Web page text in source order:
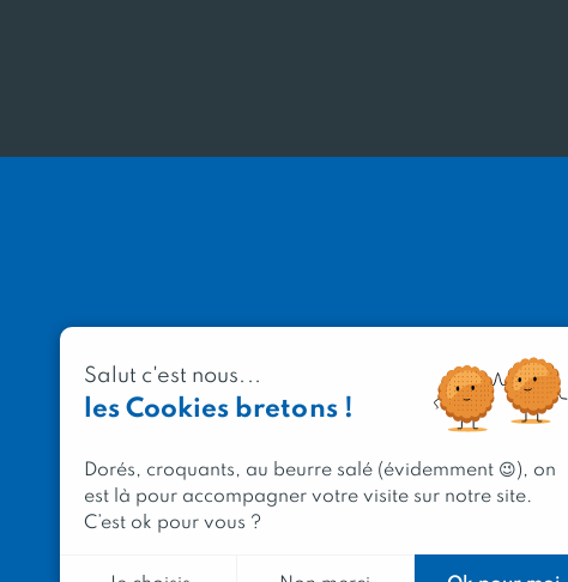
Salut c'est nous...
les Cookies bretons !
Dorés, croquants, au beurre salé (évidemment 😉), on
est là pour accompagner votre visite sur notre site.
C’est ok pour vous ?